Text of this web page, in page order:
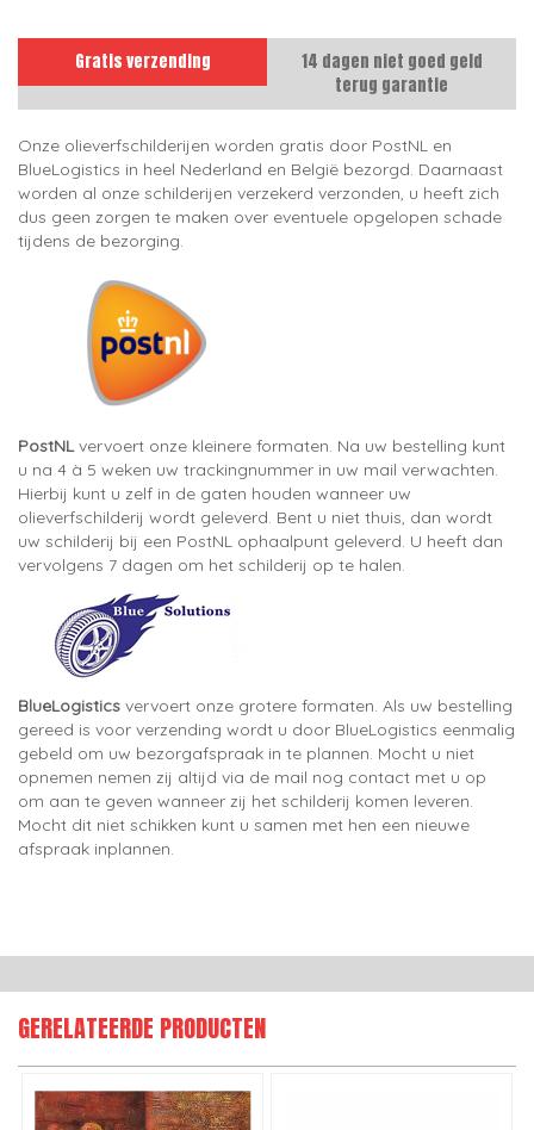
Gratis verzending
14 dagen niet goed geld
terug garantie
Onze olieverfschilderijen worden gratis door PostNL en
BlueLogistics in heel Nederland en België bezorgd. Daarnaast
worden al onze schilderijen verzekerd verzonden, u heeft zich
dus geen zorgen te maken over eventuele opgelopen schade
tijdens de bezorging.
PostNLvervoert onze kleinere formaten. Na uw bestelling kunt
u na 4 à 5 weken uw trackingnummer in uw mail verwachten.
Hierbij kunt u zelf in de gaten houden wanneer uw
olieverfschilderij wordt geleverd. Bent u niet thuis, dan wordt
uw schilderij bij een PostNL ophaalpunt geleverd. U heeft dan
vervolgens 7 dagen om het schilderij op te halen.
BlueLogistics vervoert onze grotere formaten. Als uw bestelling
gereed is voor verzending wordt u door BlueLogistics eenmalig
gebeld om uw bezorgafspraak in te plannen. Mocht u niet
opnemen nemen zij altijd via de mail nog contact met u op
om aan te geven wanneer zij het schilderij komen leveren.
Mocht dit niet schikken kunt u samen met hen een nieuwe
afspraak inplannen.
GERELATEERDE PRODUCTEN